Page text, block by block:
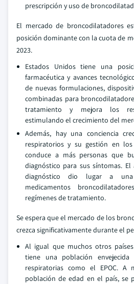
prescripción y uso de
El mercado de broncodilatadores
posición dominante con la cuota de
2023.
Estados Unidos tiene una
farmacéutica y avances
de nuevas formulaciones,
combinadas para
tratamiento y mejora los
estimulando el crecimiento del
Además, hay una conciencia
respiratorios y su gestión en
conduce a más personas que
diagnóstico para sus síntomas.
diagnóstico dio lugar a
medicamentos
regímenes de tratamiento.
Se espera que el mercado de los
crezca significativamente durante el
Al igual que muchos otros
tiene una población envejecida
respiratorias como el EPOC. A
población de edad en el país, se